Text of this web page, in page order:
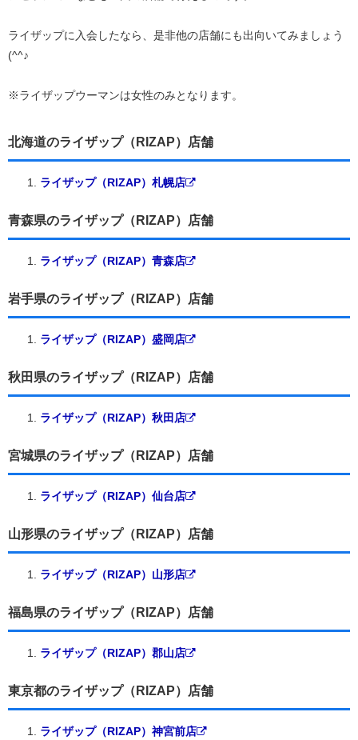
ライザップに入会したなら、是非他の店舗にも出向いてみましょう
(^^♪
※ライザップウーマンは女性のみとなります。
北海道のライザップ（RIZAP）店舗
ライザップ（RIZAP）札幌店
青森県のライザップ（RIZAP）店舗
ライザップ（RIZAP）青森店
岩手県のライザップ（RIZAP）店舗
ライザップ（RIZAP）盛岡店
秋田県のライザップ（RIZAP）店舗
ライザップ（RIZAP）秋田店
宮城県のライザップ（RIZAP）店舗
ライザップ（RIZAP）仙台店
山形県のライザップ（RIZAP）店舗
ライザップ（RIZAP）山形店
福島県のライザップ（RIZAP）店舗
ライザップ（RIZAP）郡山店
東京都のライザップ（RIZAP）店舗
ライザップ（RIZAP）神宮前店